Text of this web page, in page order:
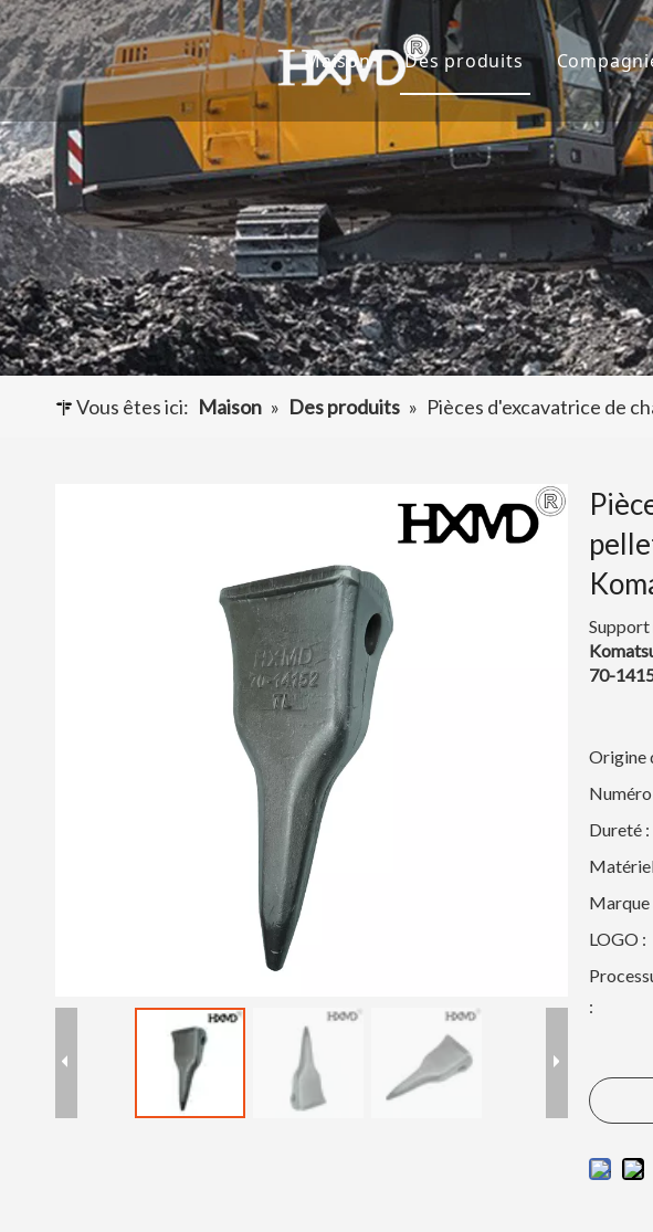
Maison Des produits
Dents de godet
Godet d'excavatrice
Adaptateur de dents de
Autres accessoires
À
Culture
FAQ
Vous êtes ici: Maison » Des produits » Pièces d'excavatrice de
Support
70-
Origine
Dureté :
Marque
LOGO :
: